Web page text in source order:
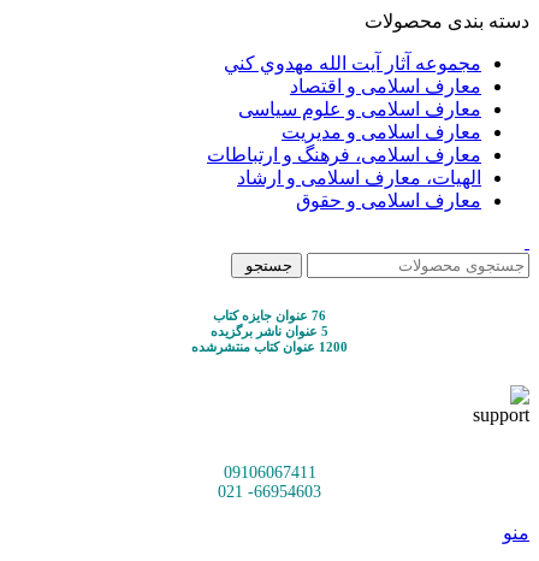
دسته بندی محصولات
مجموعه آثار آيت الله مهدوي كني
معارف اسلامی و اقتصاد
معارف اسلامی و علوم سیاسی
معارف اسلامی و مدیریت
معارف اسلامی، فرهنگ و ارتباطات
الهیات، معارف اسلامی و ارشاد
معارف اسلامی و حقوق
جستجو
76 عنوان جایزه کتاب
5 عنوان ناشر برگزیده
1200 عنوان کتاب منتشرشده
09106067411
66954603- 021
منو